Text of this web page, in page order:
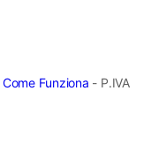
Come Funziona - P.IVA